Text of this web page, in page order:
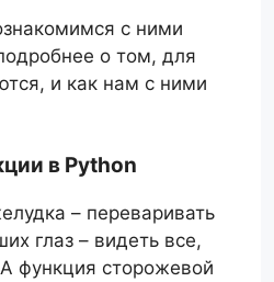
с ними
о том, для
и как нам с ними
в Python
– переваривать
глаз – видеть все,
функция сторожевой